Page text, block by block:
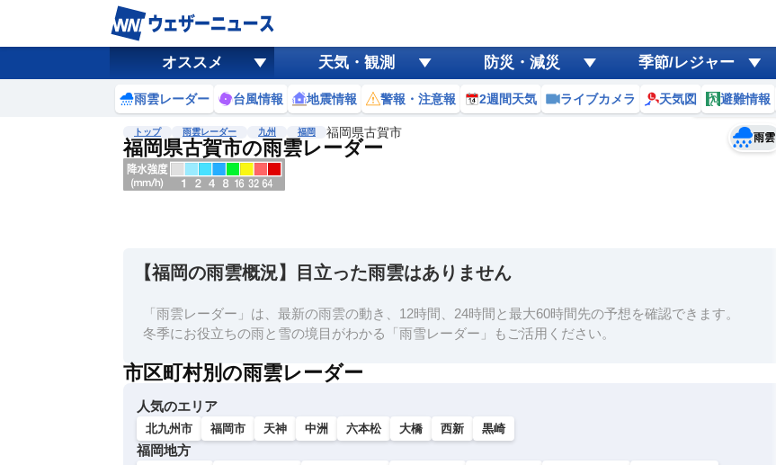
オススメ 天気・観測 防災・減災 季節/レジャー
雨雲レーダー 台風情報 地震情報 警報・注意報 2週間天気 ライブカメラ 天気図 避難情報
トップ 雨雲レーダー 九州 福岡 福岡県古賀市
福岡県古賀市の雨雲レーダー 雨雲
予報士コメント
黄砂
天気 台風
【福岡の雨雲概況】目立った雨雲はありません
「雨雲レーダー」は、最新の雨雲の動き、12時間、24時間と最大60時間先の予想を確認できます。
冬季にお役立ちの雨と雪の境目がわかる「雨雪レーダー」もご活用ください。
市区町村別の雨雲レーダー
人気のエリア
北九州市 福岡市 天神 中洲 六本松 大橋 西新 黒崎
福岡地方